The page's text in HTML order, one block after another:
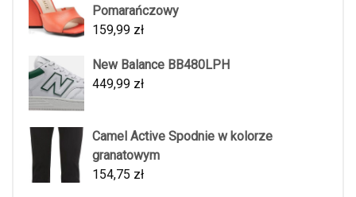
Pomarańczowy
159,99 zł
New Balance BB480LPH
449,99 zł
Camel Active Spodnie w kolorze
granatowym
154,75 zł